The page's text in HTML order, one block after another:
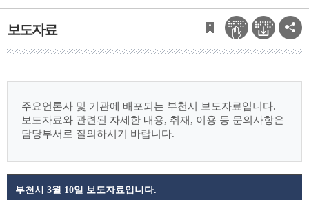
뉴
보
기
보도자료
주요언론사 및 기관에 배포되는 부천시 보도자료입니다.
보도자료와 관련된 자세한 내용, 취재, 이용 등 문의사항은
담당부서로 질의하시기 바랍니다.
부천시 3월 10일 보도자료입니다.